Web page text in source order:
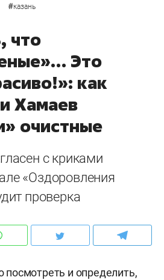
#казань
что
Это
как
Хамаев
очистные
с криками
«Оздоровления
проверка
посмотреть и определить,